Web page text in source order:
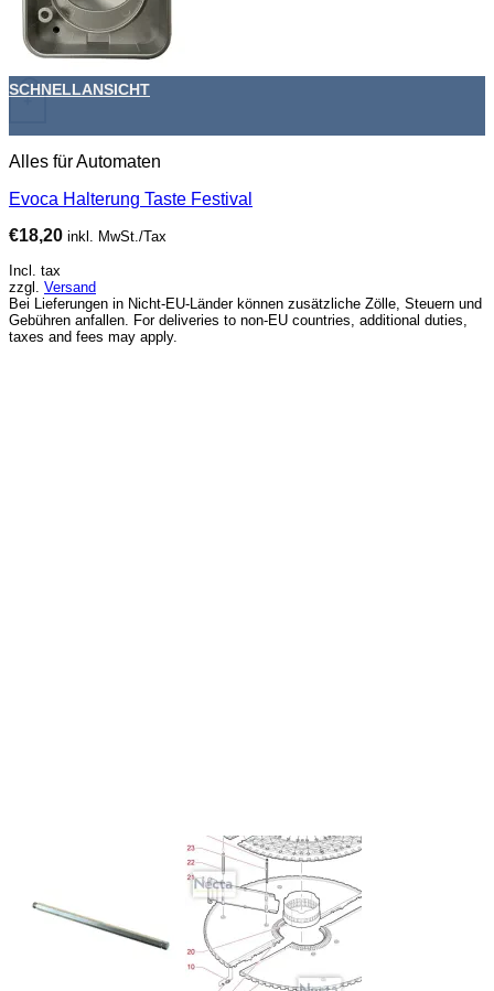
+
SCHNELLANSICHT
Alles für Automaten
Evoca Halterung Taste Festival
€18,20 inkl. MwSt./Tax
Incl. tax
zzgl. Versand
Bei Lieferungen in Nicht-EU-Länder können zusätzliche Zölle, Steuern und
Gebühren anfallen. For deliveries to non-EU countries, additional duties,
taxes and fees may apply.